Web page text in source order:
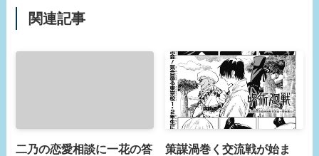
関連記事
二乃の恋愛相談に一花の答
策謀渦巻く交流戦が始ま